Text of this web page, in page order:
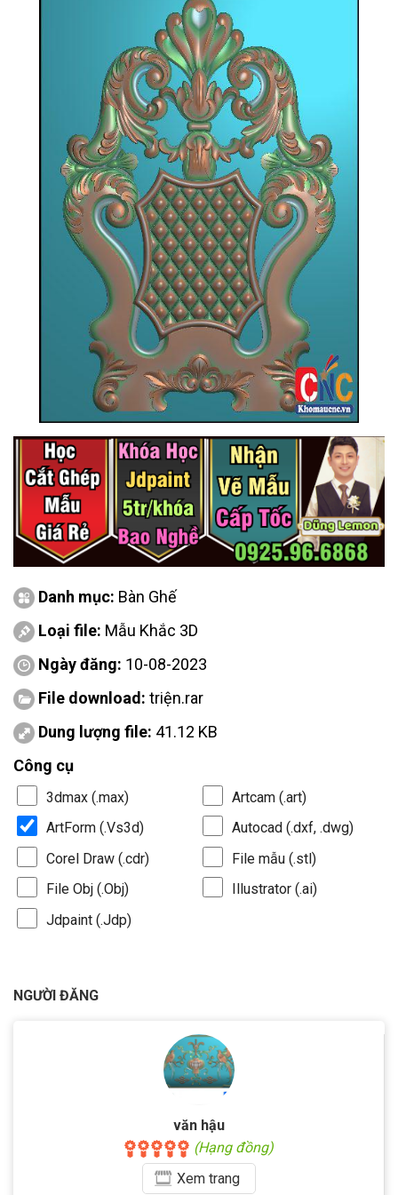
Danh mục: Bàn Ghế
Loại file: Mẫu Khắc 3D
Ngày đăng: 10-08-2023
File download: triện.rar
Dung lượng file: 41.12 KB
Công cụ
3dmax (.max)
Artcam (.art)
ArtForm (.Vs3d)
Autocad (.dxf, .dwg)
Corel Draw (.cdr)
File mẫu (.stl)
File Obj (.Obj)
Illustrator (.ai)
Jdpaint (.Jdp)
NGƯỜI ĐĂNG
văn hậu
(Hạng đồng)
Xemtrang